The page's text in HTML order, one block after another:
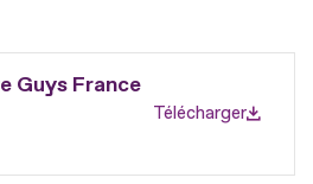
Guys France
Télécharger